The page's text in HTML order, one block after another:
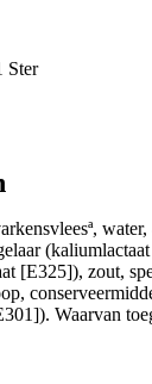
Ster
[E325]), zout,
Waarvan